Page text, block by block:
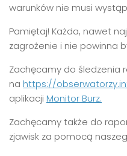
warunków nie musi
Pamiętaj! Każda, nawet
zagrożenie i nie powinna
Zachęcamy do śledzenia
na https://
aplikacji Monitor Burz.
Zachęcamy także do
zjawisk za pomocą